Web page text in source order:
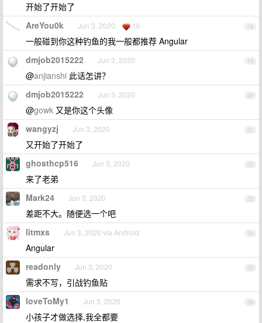
开始了开始了
18
AreYou0k Jun 3, 2020 16
一般碰到你这种钓鱼的我一般都推荐 Angular
19
dmjob2015222 Jun 3, 2020
@anjianshi 此话怎讲？
20
dmjob2015222 Jun 3, 2020
@gowk 又是你这个头像
21
wangyzj Jun 3, 2020
又开始了开始了
22
ghosthcp516 Jun 3, 2020
来了老弟
23
Mark24 Jun 3, 2020
差距不大。随便选一个吧
24
litmxs Jun 3, 2020 via Android
Angular
25
readonly Jun 3, 2020
需求不写，引战钓鱼贴
26
loveToMy1 Jun 3, 2020
小孩子才做选择,我全都要